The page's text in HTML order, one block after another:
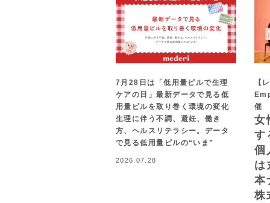
7月28日は「低用量ピルで生理
ケアの日」最新データで見る低
用量ピルを取り巻く環境の変化
生理に伴う不調、避妊、働き
方、ヘルスリテラシー。データ
で見る低用量ピルの“いま”
2026.07.28
【
催
女
す
個
は
本
株